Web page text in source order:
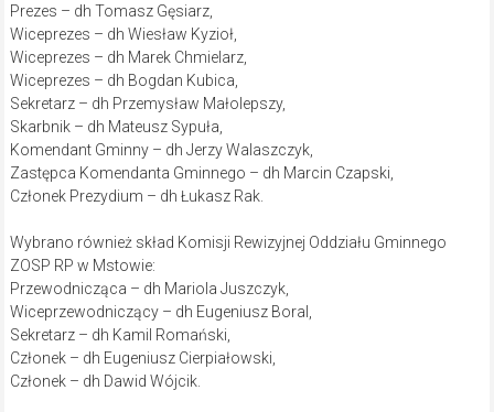
Prezes – dh Tomasz Gęsiarz,
Wiceprezes – dh Wiesław Kyzioł,
Wiceprezes – dh Marek Chmielarz,
Wiceprezes – dh Bogdan Kubica,
Sekretarz – dh Przemysław Małolepszy,
Skarbnik – dh Mateusz Sypuła,
Komendant Gminny – dh Jerzy Walaszczyk,
Zastępca Komendanta Gminnego – dh Marcin Czapski,
Członek Prezydium – dh Łukasz Rak.
Wybrano również skład Komisji Rewizyjnej Oddziału Gminnego
ZOSP RP w Mstowie:
Przewodnicząca – dh Mariola Juszczyk,
Wiceprzewodniczący – dh Eugeniusz Boral,
Sekretarz – dh Kamil Romański,
Członek – dh Eugeniusz Cierpiałowski,
Członek – dh Dawid Wójcik.